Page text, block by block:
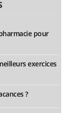
pour
exercices
?